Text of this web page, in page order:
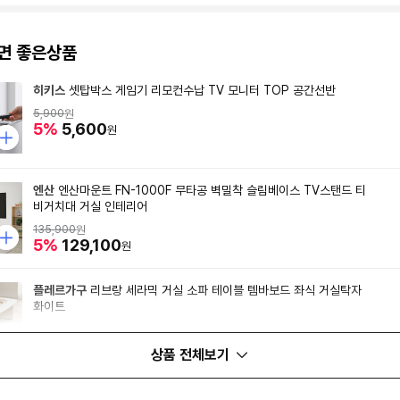
좋은상품
히키스 셋탑박스 게임기 리모컨수납 TV 모니터 TOP 공간선반
5,900원
5% 5,600원
엔산 엔산마운트 FN-1000F 무타공 벽밀착 슬림베이스 TV스탠드 티
비거치대 거실 인테리어
135,900원
5% 129,100원
플레르가구 리브랑 세라믹 거실 소파 테이블 템바보드 좌식 거실탁자
화이트
339,000원
상품 전체보기